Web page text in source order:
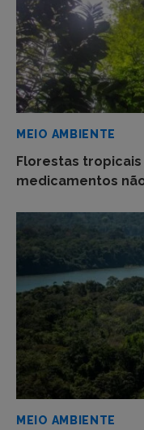
MEIO AMBIENTE
Florestas tropicais
medicamentos
MEIO AMBIENTE